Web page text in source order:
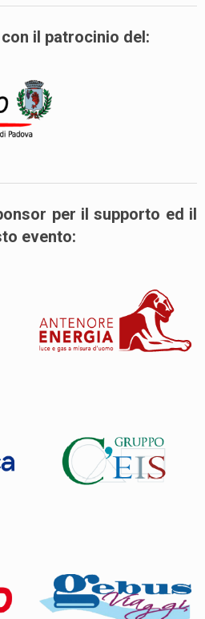
il patrocinio del:
per il supporto ed il
evento: